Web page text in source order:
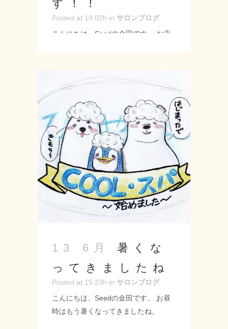
日 #お盆休み ...
Posted at 19:02h in サロンブログ
こんにちは、Seedの金田です。 お店
きますのでどうぞよろしくお願い致し
ます♪ -------------------- Seed-シード-
〒 名古屋市緑区神の倉3-2 Tel 052-
715-9733 営業時間 9：00～19：00
定休日 月曜・第2第3火曜日 URL:
https://seed-salon.com/ #緑区 #神の倉
#シード #美容室 #理容室 #美容師 #理
容師 #ヘアサロン #スタイリスト #カ
ット #カラー #パーマ #トリートメン
ト #6周年 #ありがとうございます！！
13 6月
暑くな
ってきましたね
Posted at 15:23h in サロンブログ
こんにちは、Seedの金田です。 お昼
時はもう暑くなってきましたね。